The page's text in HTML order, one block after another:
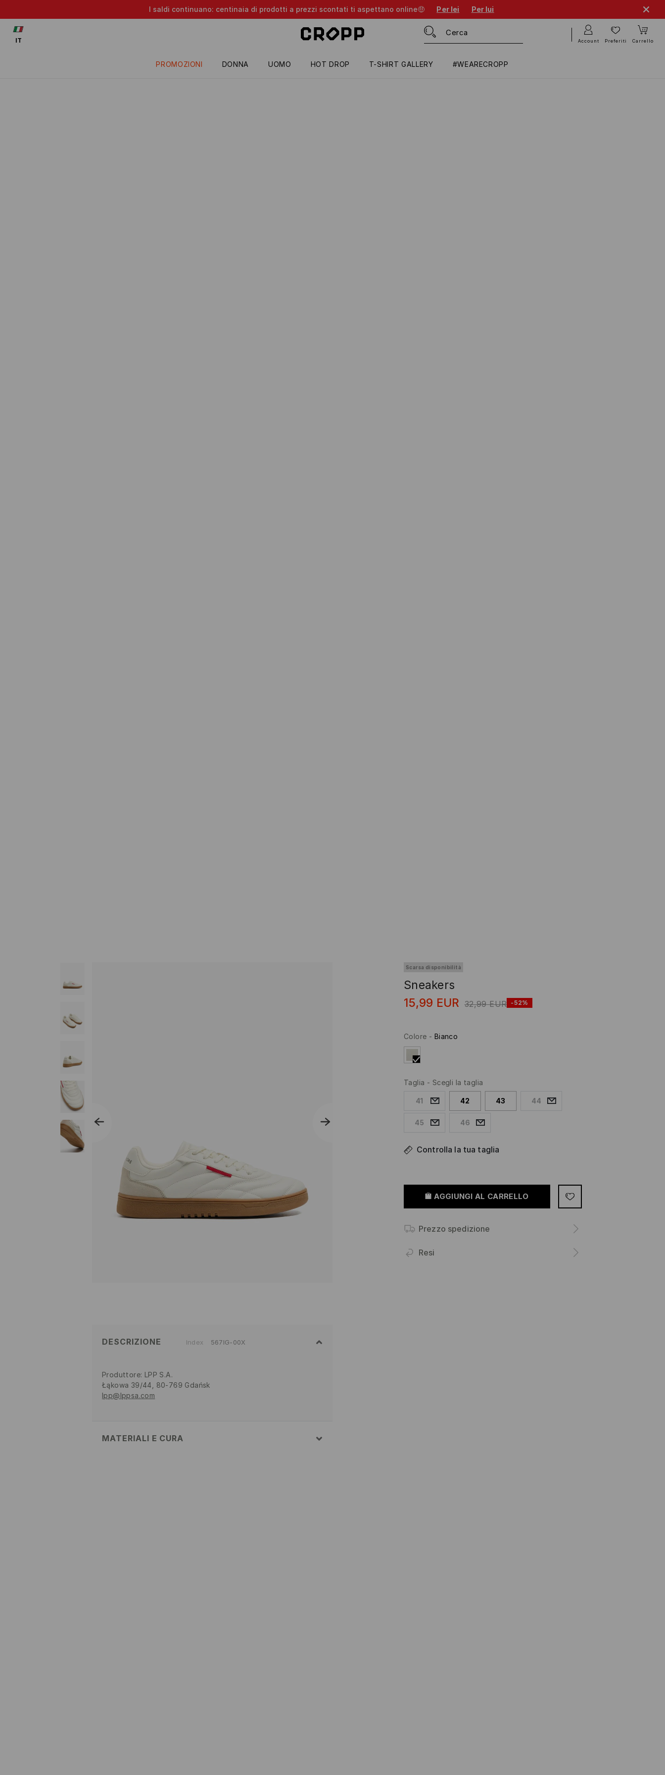
I saldi continuano: centinaia di prodotti a prezzi scontati ti aspettano online🤑 Per lei Per lui
PROMOZIONI DONNA UOMO HOT DROP T-SHIRT GALLERY #WEARECROPP
IT Account Preferiti Carrello
Scarsa disponibilità
Sneakers
15,99 EUR 32,99 EUR -52%
Colore - Bianco
Taglia - Scegli la taglia
41 42 43 44
45 46
Controlla la tua taglia
AGGIUNGI AL CARRELLO
Prezzo spedizione
Resi
DESCRIZIONE Index 567IG-00X
Produttore: LPP S.A.
Łąkowa 39/44, 80-769 Gdańsk
lpp@lppsa.com
MATERIALI E CURA